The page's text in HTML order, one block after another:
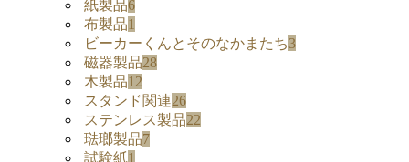
紙製品6
布製品1
ビーカーくんとそのなかまたち3
磁器製品28
木製品12
スタンド関連26
ステンレス製品22
琺瑯製品7
試験紙1